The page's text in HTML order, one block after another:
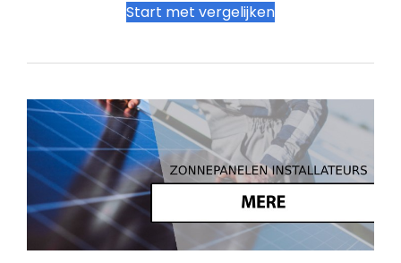
Start met vergelijken